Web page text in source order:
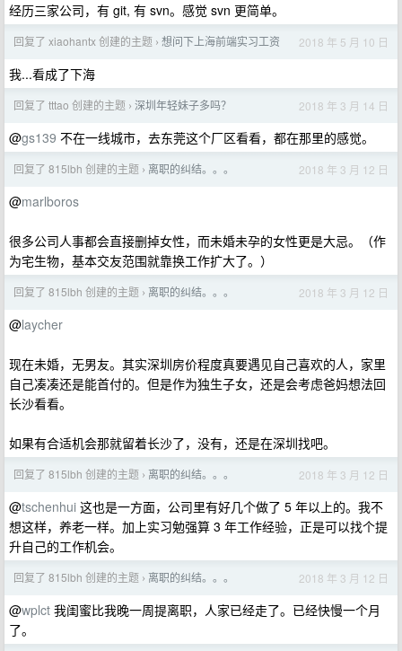
经历三家公司，有 git, 有 svn。感觉 svn 更简单。
回复了 xiaohantx 创建的主题 › 想问下上海前端实习工资 2018 年 5 月 10 日
我...看成了下海
回复了 tttao 创建的主题 › 深圳年轻妹子多吗？ 2018 年 3 月 14 日
@gs139 不在一线城市，去东莞这个厂区看看，都在那里的感觉。
回复了 815lbh 创建的主题 › 离职的纠结。。。 2018 年 3 月 12 日
@marlboros
很多公司人事都会直接删掉女性，而未婚未孕的女性更是大忌。（作
为宅生物，基本交友范围就靠换工作扩大了。）
回复了 815lbh 创建的主题 › 离职的纠结。。。 2018 年 3 月 12 日
@laycher
现在未婚，无男友。其实深圳房价程度真要遇见自己喜欢的人，家里
自己凑凑还是能首付的。但是作为独生子女，还是会考虑爸妈想法回
长沙看看。
如果有合适机会那就留着长沙了，没有，还是在深圳找吧。
回复了 815lbh 创建的主题 › 离职的纠结。。。 2018 年 3 月 12 日
@tschenhui 这也是一方面，公司里有好几个做了 5 年以上的。我不
想这样，养老一样。加上实习勉强算 3 年工作经验，正是可以找个提
升自己的工作机会。
回复了 815lbh 创建的主题 › 离职的纠结。。。 2018 年 3 月 12 日
@wplct 我闺蜜比我晚一周提离职，人家已经走了。已经快慢一个月
了。